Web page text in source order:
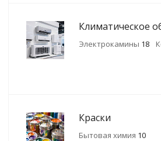
Климатическое
Электрокамины 18
Краски
Бытовая химия 10